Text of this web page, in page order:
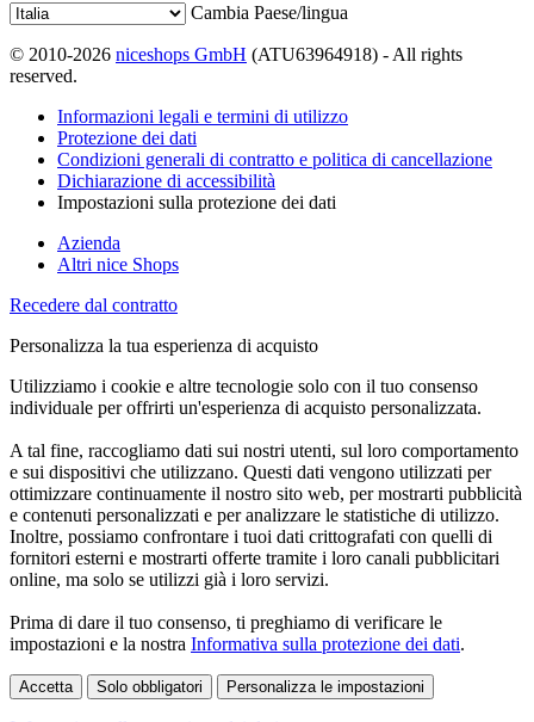
Cambia Paese/lingua
© 2010-2026 niceshops GmbH (ATU63964918) - All rights
reserved.
Informazioni legali e termini di utilizzo
Protezione dei dati
Condizioni generali di contratto e politica di cancellazione
Dichiarazione di accessibilità
Impostazioni sulla protezione dei dati
Azienda
Altri nice Shops
Recedere dal contratto
Personalizza la tua esperienza di acquisto
Utilizziamo i cookie e altre tecnologie solo con il tuo consenso
individuale per offrirti un'esperienza di acquisto personalizzata.
A tal fine, raccogliamo dati sui nostri utenti, sul loro comportamento
e sui dispositivi che utilizzano. Questi dati vengono utilizzati per
ottimizzare continuamente il nostro sito web, per mostrarti pubblicità
e contenuti personalizzati e per analizzare le statistiche di utilizzo.
Inoltre, possiamo confrontare i tuoi dati crittografati con quelli di
fornitori esterni e mostrarti offerte tramite i loro canali pubblicitari
online, ma solo se utilizzi già i loro servizi.
Prima di dare il tuo consenso, ti preghiamo di verificare le
impostazioni e la nostra Informativa sulla protezione dei dati.
Accetta Solo obbligatori Personalizza le impostazioni